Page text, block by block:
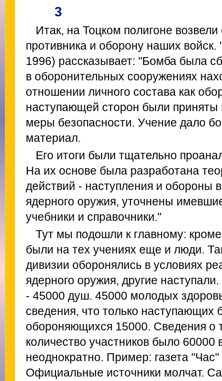
3
Итак, на Тоцком полигоне
противника и оборону наших
1996) рассказывает: "Бомба была
в оборонительных сооружениях
отношении личного состава как
наступающей сторон были приняты
меры безопасности. Учение дало
материал.
Его итоги были тщательно
На их основе была разработана
действий - наступления и обороны
ядерного оружия, уточнены
учебники и справочники."
Тут мы подошли к главному:
были на тех учениях еще и люди.
дивизии оборонялись в условиях
ядерного оружия, другие
- 45000 душ. 45000 молодых
сведения, что только
обороняющихся 15000. Сведения о
количество участников было 60000
неоднократно. Пример: газета
Официальные источники молчат.